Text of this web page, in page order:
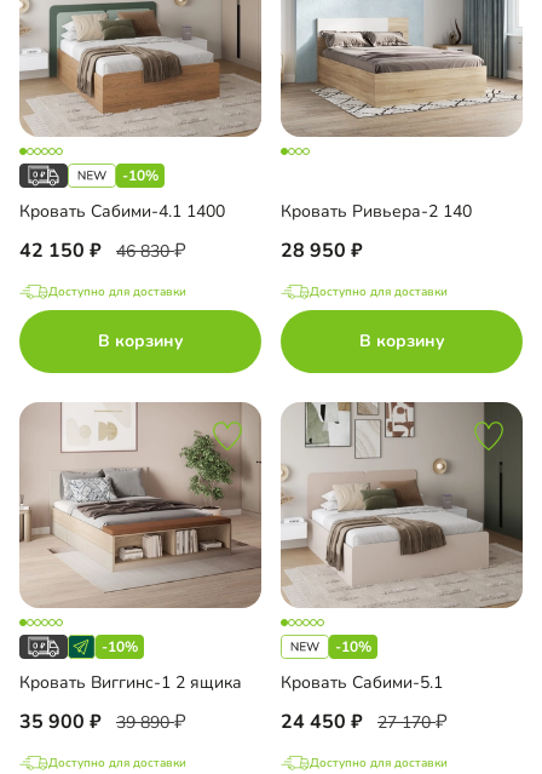
-10%
Кровать Сабими-4.1 1400
42 150 46 830
Доступно для доставки
В корзину
Кровать Ривьера-2 140
28 950
Доступно для доставки
В корзину
-10%
Кровать Виггинс-1 2 ящика
35 900 39 890
Доступно для доставки
-10%
Кровать Сабими-5.1
24 450 27 170
Доступно для доставки